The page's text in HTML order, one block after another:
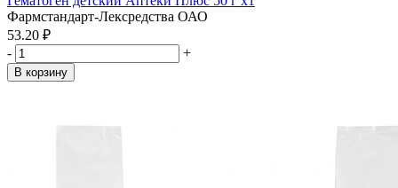
Фармстандарт-Лексредства ОАО
53.20 ₽
-
+
В корзину